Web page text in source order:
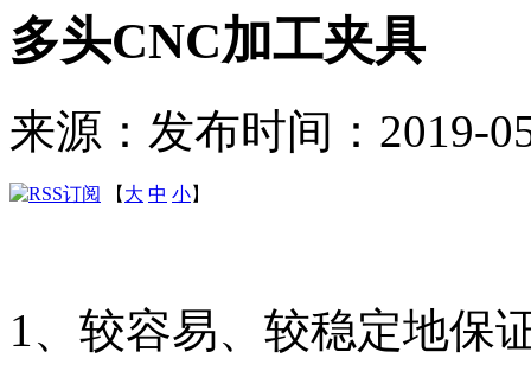
多头CNC加工夹具
来源： 发布时间：2019-
【 大 中 小】
1、较容易、较稳定地保